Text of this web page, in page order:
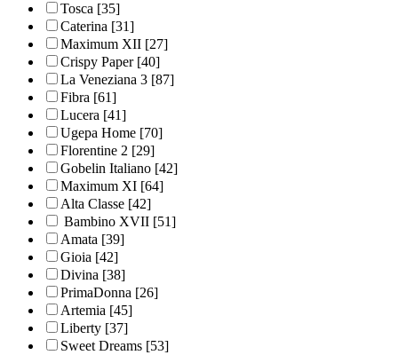
Tosca [35]
Caterina [31]
Maximum XII [27]
Crispy Paper [40]
La Veneziana 3 [87]
Fibra [61]
Lucera [41]
Ugepa Home [70]
Florentine 2 [29]
Gobelin Italiano [42]
Maximum XI [64]
Alta Classe [42]
Bambino XVII [51]
Amata [39]
Gioia [42]
Divina [38]
PrimaDonna [26]
Artemia [45]
Liberty [37]
Sweet Dreams [53]